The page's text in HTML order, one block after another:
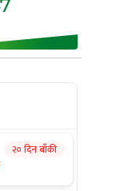
२० दिन बाँकी